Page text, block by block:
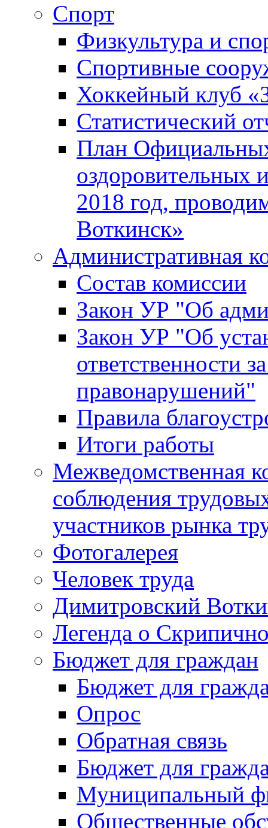
Спорт
Физкультура и
Спортивные
Хоккейный клуб
Статистический
План
оздоровительных
2018 год,
Воткинск»
Административная
Состав комиссии
Закон УР "Об
Закон УР "Об
ответственности
правонарушений"
Правила
Итоги работы
Межведомственная
соблюдения
участников рынка
Фотогалерея
Человек труда
Димитровский
Легенда о
Бюджет для граждан
Бюджет для
Опрос
Обратная связь
Бюджет для
Муниципальный
Общественные